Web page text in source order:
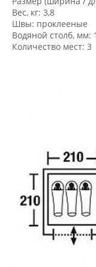
Вес, кг: 3,8
Швы: проклееные
Водяной столб, мм:
Количество мест: 3